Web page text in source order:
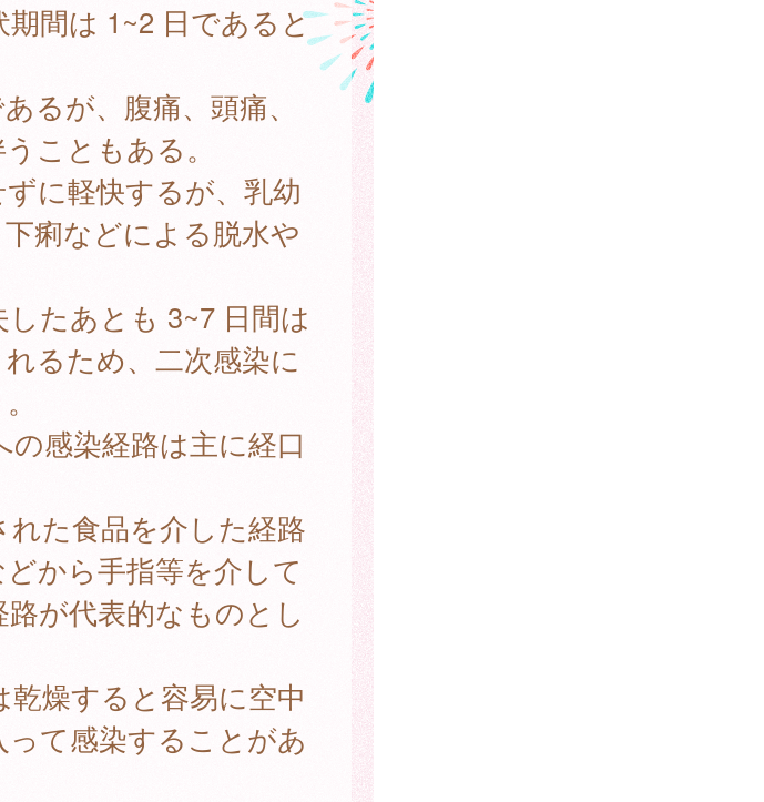
間は 1~2 日であると
るが、腹痛、頭痛、
こともある。
に軽快するが、乳幼
痢などによる脱水や
たあとも 3~7 日間は
るため、二次感染に
感染経路は主に経口
た食品を介した経路
から手指等を介して
が代表的なものとし
燥すると容易に空中
て感染することがあ